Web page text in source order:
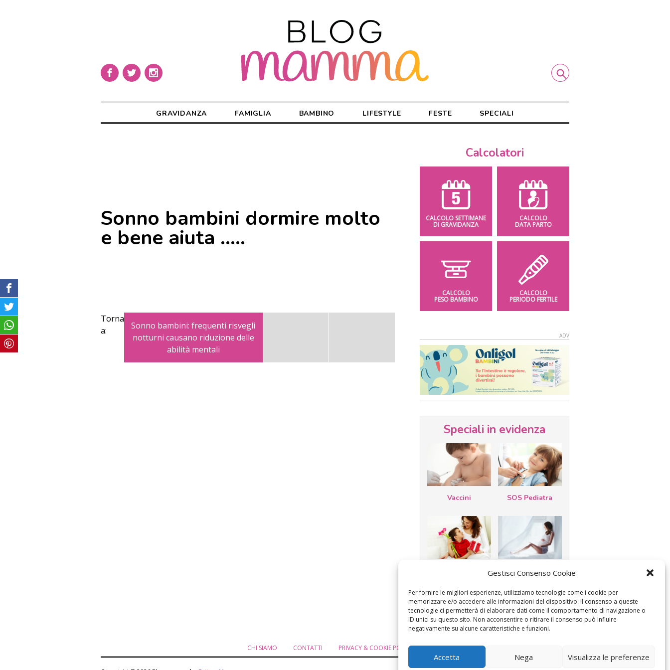
Gestisci Consenso Cookie
Per fornire le migliori esperienze, utilizziamo tecnologie come i cookie per
memorizzare e/o accedere alle informazioni del dispositivo. Il consenso a queste
tecnologie ci permetterà di elaborare dati come il comportamento di navigazione o
ID unici su questo sito. Non acconsentire o ritirare il consenso può influire
negativamente su alcune caratteristiche e funzioni.
Accetta Nega Visualizza le preferenze
GRAVIDANZA FAMIGLIA BAMBINO LIFESTYLE FESTE SPECIALI
Sonno bambini dormire molto
e bene aiuta …..
Torna
a:
Sonno bambini: frequenti risvegli
notturni causano riduzione delle
abilità mentali
Calcolatori
CALCOLO SETTIMANE
DI GRAVIDANZA
CALCOLO
DATA PARTO
CALCOLO
PESO BAMBINO
CALCOLO
PERIODO FERTILE
Speciali in evidenza
Vaccini SOS Pediatra
mamma: lavoretti,
filastrocche
Le settimane di
gravidanza
CHI SIAMO CONTATTI PRIVACY & COOKIE POLICY MODIFICA IL CONSENSO